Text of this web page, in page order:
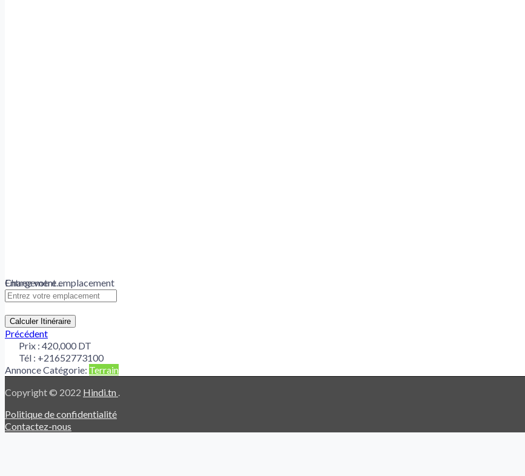
Chargement...
Entrez votre emplacement
Calculer Itinéraire
Précédent
Prix : 420,000 DT
Tél : +21652773100
Annonce Catégorie: Terrain
Copyright © 2022 Hindi.tn .
Politique de confidentialité
Contactez-nous